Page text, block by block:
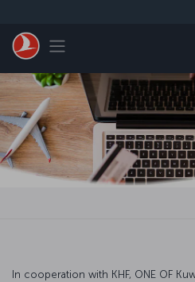
Toggle navigation
In cooperation with KHF, ONE OF